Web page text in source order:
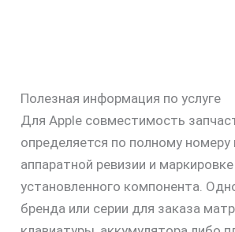
Полезная информация по услуге
Для Apple совместимость
определяется по полному номеру
аппаратной ревизии и маркировке
установленного компонента.
бренда или серии для заказа